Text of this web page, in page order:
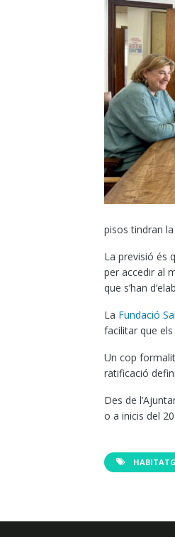
pisos tindran
La previsió és
per accedir al
que s’han
La Fundació
facilitar que
Un cop
ratificació
Des de
o a inicis del